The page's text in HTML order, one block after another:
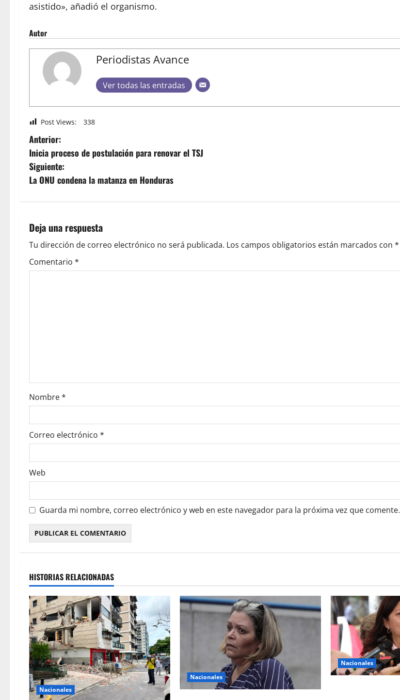
asistido», añadió el organismo.
Autor
Periodistas Avance
Ver todas las entradas
Post Views: 338
Anterior:
Inicia proceso de postulación para renovar el TSJ
Siguiente:
La ONU condena la matanza en Honduras
Deja una respuesta
Tu dirección de correo electrónico no será publicada. Los campos obligatorios están marcados con *
Comentario *
Nombre*
Correo electrónico *
Web
Guarda mi nombre, correo electrónico y web en este navegador para la próxima vez que comente.
HISTORIAS RELACIONADAS
Nacionales
Nacionales
Nacionales